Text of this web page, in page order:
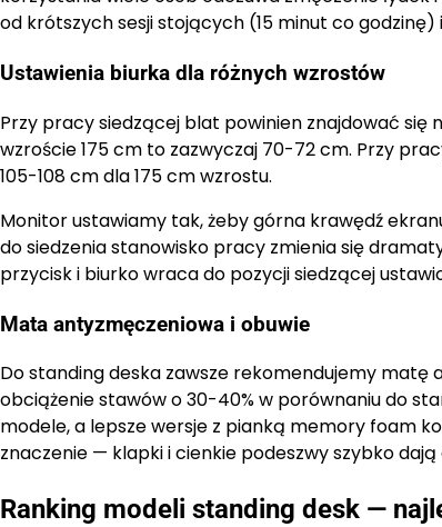
od krótszych sesji stojących (15 minut co godzinę)
Ustawienia biurka dla różnych wzrostów
Przy pracy siedzącej blat powinien znajdować
wzroście 175 cm to zazwyczaj 70-72 cm. Przy
105-108 cm dla 175 cm wzrostu.
Monitor ustawiamy tak, żeby górna krawędź
do siedzenia stanowisko pracy zmienia się
przycisk i biurko wraca do pozycji siedzącej
Mata antyzmęczeniowa i obuwie
Do standing deska zawsze rekomendujemy
obciążenie stawów o 30-40% w porównaniu do
modele, a lepsze wersje z pianką memory foam
znaczenie — klapki i cienkie podeszwy szybko dają
Ranking modeli standing desk —